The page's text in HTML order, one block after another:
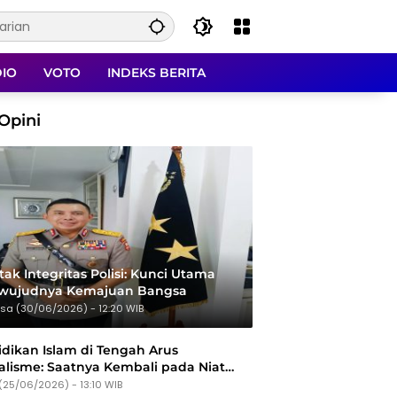
VOTO INDEKS BERITA
Integritas Polisi: Kunci Utama
Kemajuan Bangsa
(30/06/2026) - 12:20 WIB
Islam di Tengah Arus
Saatnya Kembali pada Niat
06/2026) - 13:10 WIB